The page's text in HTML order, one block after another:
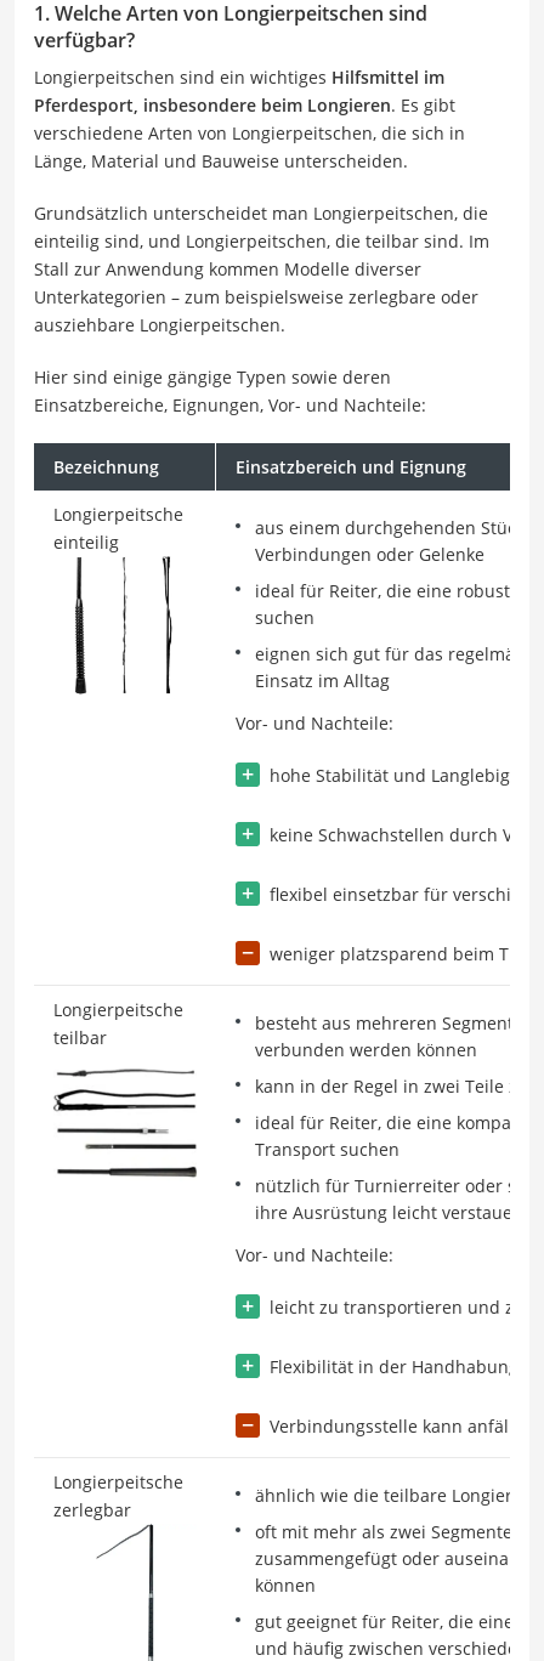
1. Welche Arten von Longierpeitschen sind
verfügbar?
Longierpeitschen sind ein wichtiges Hilfsmittel im
Pferdesport, insbesondere beim Longieren. Es gibt
verschiedene Arten von Longierpeitschen, die sich in
Länge, Material und Bauweise unterscheiden.
Grundsätzlich unterscheidet man Longierpeitschen, die
einteilig sind, und Longierpeitschen, die teilbar sind. Im
Stall zur Anwendung kommen Modelle diverser
Unterkategorien – zum beispielsweise zerlegbare oder
ausziehbare Longierpeitschen.
Hier sind einige gängige Typen sowie deren
Einsatzbereiche, Eignungen, Vor- und Nachteile:
Bezeichnung Einsatzbereich und Eignung
Longierpeitsche
einteilig
aus einem durchgehenden Stück
Verbindungen oder Gelenke
ideal für Reiter, die eine robuste
suchen
eignen sich gut für das
Einsatz im Alltag
Vor- und Nachteile:
hohe Stabilität und Langlebigkeit
keine Schwachstellen durch
flexibel einsetzbar für
weniger platzsparend beim
Longierpeitsche
teilbar
besteht aus mehreren
verbunden werden können
kann in der Regel in zwei Teile
ideal für Reiter, die eine kompakte
Transport suchen
nützlich für Turnierreiter oder
ihre Ausrüstung leicht verstauen
Vor- und Nachteile:
leicht zu transportieren und zu
Flexibilität in der Handhabung
Verbindungsstelle kann anfällig
Longierpeitsche
zerlegbar
ähnlich wie die teilbare
oft mit mehr als zwei Segmenten,
zusammengefügt oder
können
gut geeignet für Reiter, die eine
und häufig zwischen